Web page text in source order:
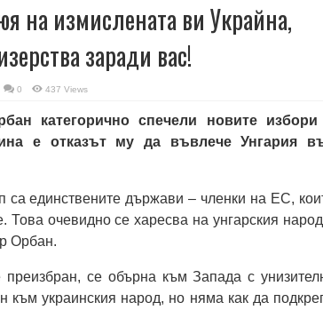
на измислената ви Украйна,
заради вас!
0 437 Views
категорично спечели новите
е отказът му да въвлече Унгария
са единствените държави – членки на ЕС,
очевидно се харесва на унгарския
Орбан.
се обърна към Запада с
към украинския народ, но няма как да